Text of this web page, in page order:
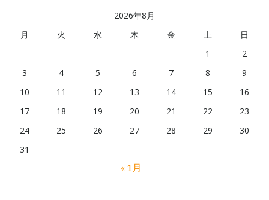
2026年8月
月
火 水 木 金 土
日
1
2
3
4 5 6 7 8
9
10
11 12 13 14 15
16
17
18 19 20 21 22
23
24
25 26 27 28 29
30
31
« 1月